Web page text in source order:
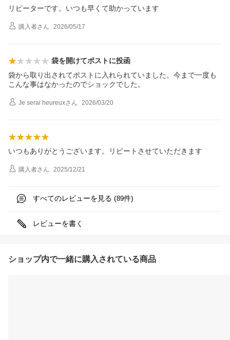
リピーターです。いつも早くて助かっています
購入者さん 2026/05/17
袋を開けてポストに投函
袋から取り出されてポストに入れられていました。今まで一度も
こんな事はなかったのでショックでした。
Je serai heureuxさん 2026/03/20
いつもありがとうございます。リピートさせていただきます
購入者さん 2025/12/21
すべてのレビューを見る (89件)
レビューを書く
ショップ内で一緒に購入されている商品